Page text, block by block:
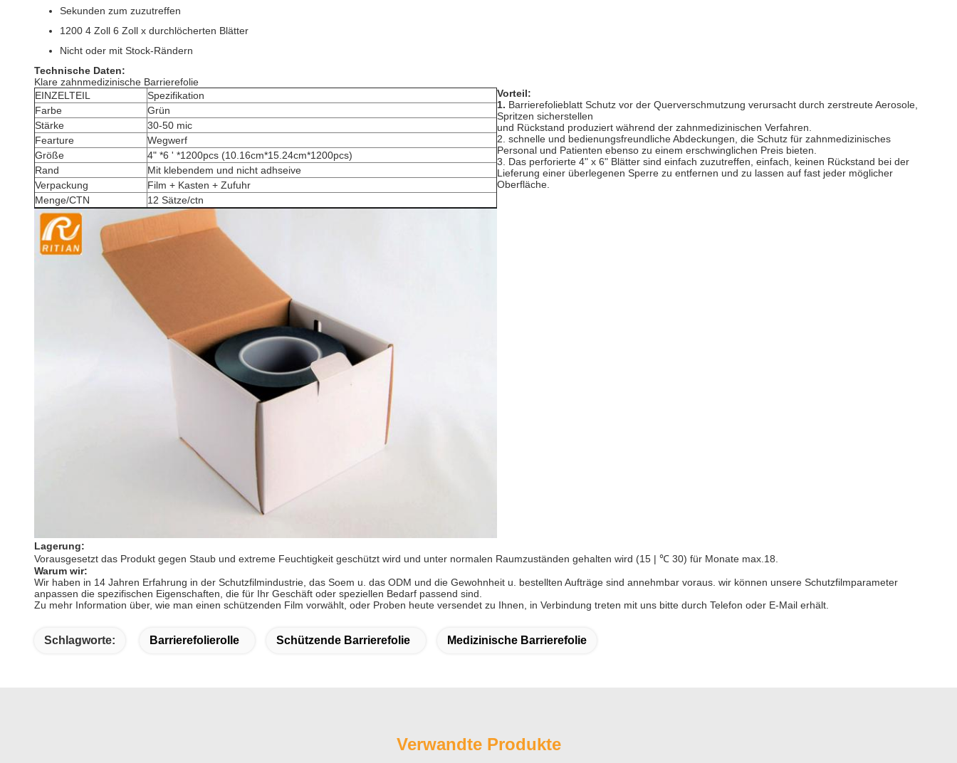
Sekunden zum zuzutreffen
1200 4 Zoll 6 Zoll x durchlöcherten Blätter
Nicht oder mit Stock-Rändern
Technische Daten:
Klare zahnmedizinische Barrierefolie
EINZELTEIL
Spezifikation
Farbe
Grün
Stärke
30-50 mic
Fearture
Wegwerf
Größe
4" *6 ' *1200pcs (10.16cm*15.24cm*1200pcs)
Rand
Mit klebendem und nicht adhseive
Verpackung
Film + Kasten + Zufuhr
Menge/CTN
12 Sätze/ctn
Vorteil:
1. Barrierefolieblatt Schutz vor der Querverschmutzung verursacht durch zerstreute Aerosole,
Spritzen sicherstellen
und Rückstand produziert während der zahnmedizinischen Verfahren.
2. schnelle und bedienungsfreundliche Abdeckungen, die Schutz für zahnmedizinisches
Personal und Patienten ebenso zu einem erschwinglichen Preis bieten.
3. Das perforierte 4" x 6" Blätter sind einfach zuzutreffen, einfach, keinen Rückstand bei der
Lieferung einer überlegenen Sperre zu entfernen und zu lassen auf fast jeder möglicher
Oberfläche.
Lagerung:
Vorausgesetzt das Produkt gegen Staub und extreme Feuchtigkeit geschützt wird und unter normalen Raumzuständen gehalten wird (15 | ℃ 30) für Monate max.18.
Warum wir:
Wir haben in 14 Jahren Erfahrung in der Schutzfilmindustrie, das Soem u. das ODM und die Gewohnheit u. bestellten Aufträge sind annehmbar voraus. wir können unsere Schutzfilmparameter
anpassen die spezifischen Eigenschaften, die für Ihr Geschäft oder speziellen Bedarf passend sind.
Zu mehr Information über, wie man einen schützenden Film vorwählt, oder Proben heute versendet zu Ihnen, in Verbindung treten mit uns bitte durch Telefon oder E-Mail erhält.
Schlagworte: Barrierefolierolle Schützende Barrierefolie Medizinische Barrierefolie
Verwandte Produkte